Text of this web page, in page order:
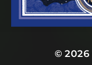
© 2026